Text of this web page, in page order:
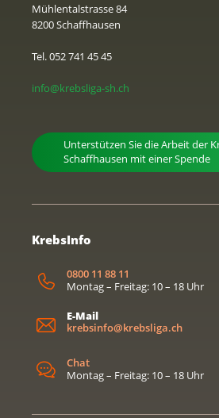
Mühlentalstrasse 84
8200 Schaffhausen
Tel. 052 741 45 45
info@krebsliga-sh.ch
Unterstützen Sie die Arbeit der
Schaffhausen mit einer Spende
KrebsInfo
0800 11 88 11
Montag – Freitag: 10 – 18 Uhr
E-Mail
krebsinfo@krebsliga.ch
Chat
Montag – Freitag: 10 – 18 Uhr